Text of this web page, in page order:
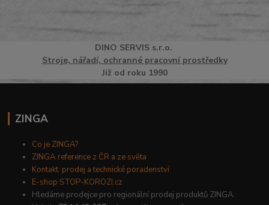
DINO SERVISs.r.o.
Stroje, nářadí, ochranné pracovní prostředky
Již od roku 1990
ZINGA
Co je ZINGA?
ZINGA reference z ČR a ze světa
Kontakt: prodej a technické poradenství
E-shop STOP-KOROZI.cz
Hledáme prodejce pro regionální prodej produktů ZINGA.